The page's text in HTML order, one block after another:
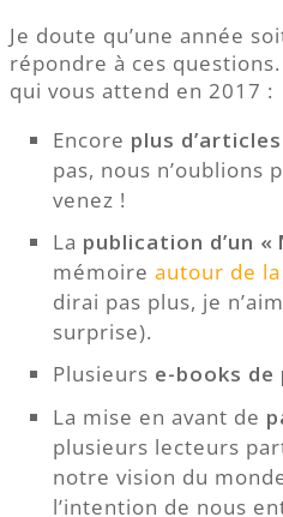
Je doute qu’une année
répondre à ces
qui vous attend en 2017 :
Encore plus d’articles
pas, nous n’oublions
venez !
La publication d’un «
mémoire autour de
dirai pas plus, je
surprise).
Plusieurs e-books de
La mise en avant de
plusieurs lecteurs
notre vision du
l’intention de nous